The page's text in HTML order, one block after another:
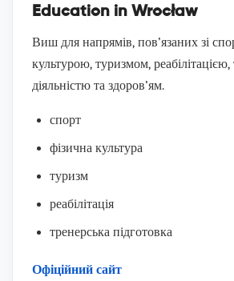
Education in Wrocław
Виш для напрямів, пов’язаних зі
культурою, туризмом,
діяльністю та здоров’ям.
спорт
фізична культура
туризм
реабілітація
тренерська підготовка
Офіційний сайт